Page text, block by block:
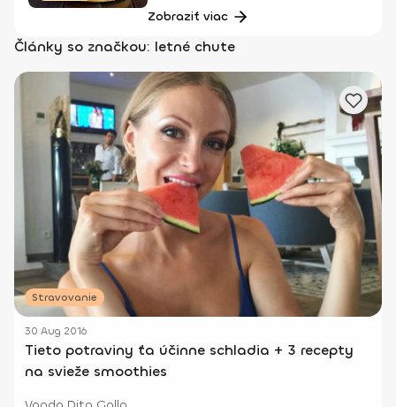
Zobraziť viac
Články so značkou: letné chute
Stravovanie
30 Aug 2016
Tieto potraviny ťa účinne schladia + 3 recepty
na svieže smoothies